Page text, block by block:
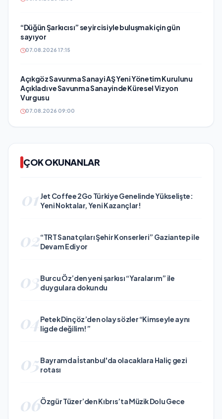
“Düğün Şarkıcısı” seyircisiyle buluşmak için gün
sayıyor
07.08.2026 17:15
Açıkgöz Savunma Sanayi AŞ Yeni Yönetim Kurulunu
Açıkladı ve Savunma Sanayinde Küresel Vizyon
Vurgusu
07.08.2026 09:00
ÇOK OKUNANLAR
01 Jet Coffee 2Go Türkiye Genelinde Yükselişte:
Yeni Noktalar, Yeni Kazançlar!
02“TRT Sanatçıları Şehir Konserleri” Gaziantep ile
Devam Ediyor
03Burcu Öz’den yeni şarkısı “Yaralarım” ile
duygulara dokundu
04Petek Dinçöz’den olay sözler “Kimseyle aynı
ligde değilim!”
05Bayramda İstanbul'da olacaklara Haliç gezi
rotası
06Özgür Tüzer’den Kıbrıs’ta Müzik Dolu Gece